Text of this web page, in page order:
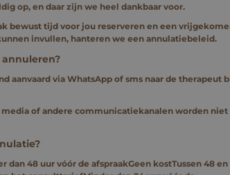
op, en daar zijn we heel dankbaar voor.
bewust tijd voor jou reserveren en een
invullen, hanteren we een annulatiebeleid.
aanvaard via WhatsApp of sms naar de therapeut
of andere communicatiekanalen worden niet
dan 48 uur vóór de afspraakGeen kostTussen 48 en